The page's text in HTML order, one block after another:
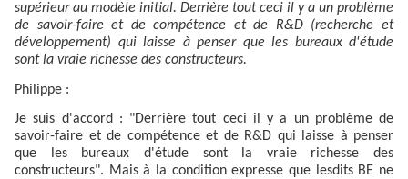
supérieur au modèle initial. Derrière tout ceci il y a un problème
de savoir-faire et de compétence et de R&D (recherche et
développement) qui laisse à penser que les bureaux d'étude
sont la vraie richesse des constructeurs.
Philippe :
Je suis d'accord : "Derrière tout ceci il y a un problème de
savoir-faire et de compétence et de R&D qui laisse à penser
que les bureaux d'étude sont la vraie richesse des
constructeurs". Mais à la condition expresse que lesdits BE ne